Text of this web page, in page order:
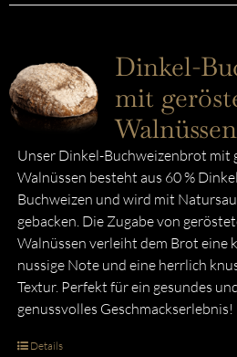
Dinkel-
mit
Walnüssen
Unser Dinkel-Buchweizenbrot mit
Walnüssen besteht aus 60 %
Buchweizen und wird mit
gebacken. Die Zugabe von
Walnüssen verleiht dem Brot eine
nussige Note und eine herrlich
Textur. Perfekt für ein gesundes
genussvolles Geschmackserlebnis!
Details